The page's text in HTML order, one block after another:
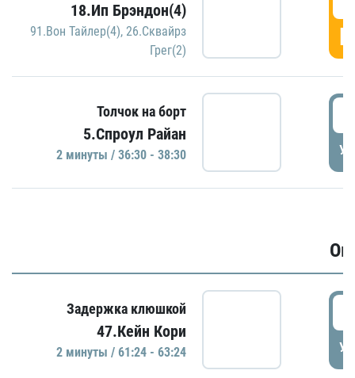
18.Ип Брэндон(4)
91.Вон Тайлер(4), 26.Сквайрз
Грег(2)
Толчок на борт
5.Спроул Райан
2 минуты / 36:30 - 38:30
Задержка клюшкой
47.Кейн Кори
2 минуты / 61:24 - 63:24